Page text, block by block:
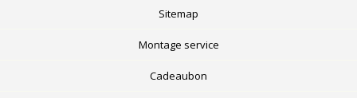
Sitemap
Montage service
Cadeaubon